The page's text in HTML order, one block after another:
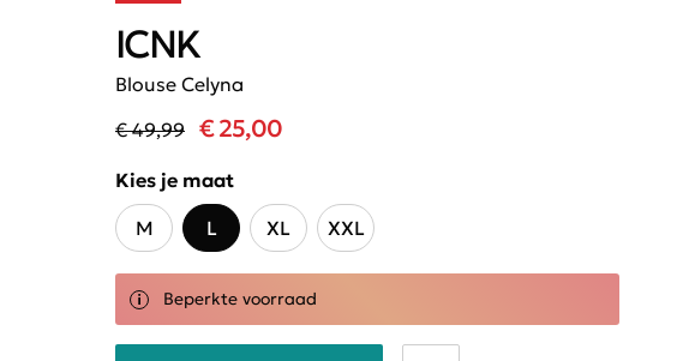
Blouse Celyna
ICNK
€ 49,99 € 25,00
Kies je maat
M
L XL XXL
Beperkte voorraad